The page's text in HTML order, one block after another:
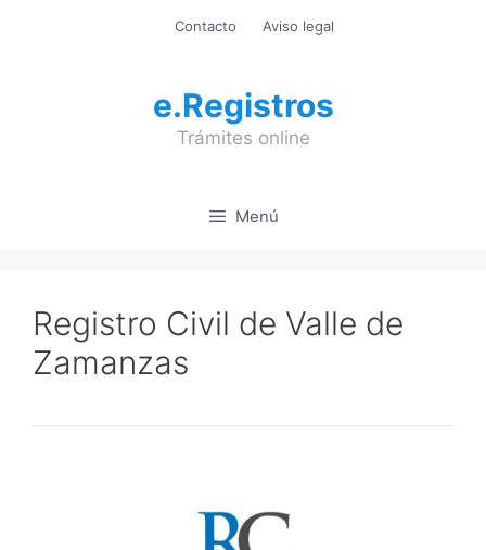
Contacto Aviso legal
e.Registros
Trámites online
Menú
Registro Civil de Valle de
Zamanzas